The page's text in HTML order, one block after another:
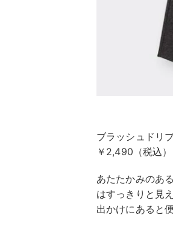
ブラッシュドリ
￥2,490（税込）
あたたかみのあ
はすっきりと見
出かけにあると